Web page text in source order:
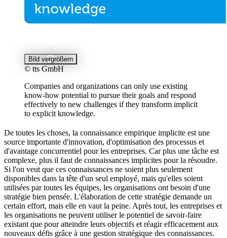
Bild vergrößern
© tts GmbH
Companies and organizations can only use existing
know-how potential to pursue their goals and respond
effectively to new challenges if they transform implicit
to explicit knowledge.
De toutes les choses, la connaissance empirique implicite est une
source importante d'innovation, d'optimisation des processus et
d'avantage concurrentiel pour les entreprises. Car plus une tâche est
complexe, plus il faut de connaissances implicites pour la résoudre.
Si l'on veut que ces connaissances ne soient plus seulement
disponibles dans la tête d'un seul employé, mais qu'elles soient
utilisées par toutes les équipes, les organisations ont besoin d'une
stratégie bien pensée. L'élaboration de cette stratégie demande un
certain effort, mais elle en vaut la peine. Après tout, les entreprises et
les organisations ne peuvent utiliser le potentiel de savoir-faire
existant que pour atteindre leurs objectifs et réagir efficacement aux
nouveaux défis grâce à une gestion stratégique des connaissances.